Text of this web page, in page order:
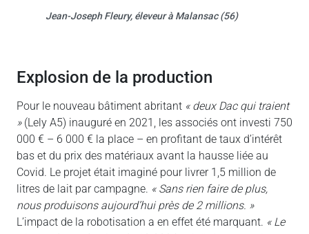
Jean-Joseph Fleury, éleveur à Malansac (56)
explosion de la production
Pour le nouveau bâtiment abritant « deux Dac qui traient
»(Lely A5) inauguré en 2021, les associés ont investi 750
000 € – 6 000 € la place – en profitant de taux d’intérêt
bas et du prix des matériaux avant la hausse liée au
Covid. Le projet était imaginé pour livrer 1,5 million de
litres de lait par campagne. « Sans rien faire de plus,
nous produisons aujourd’hui près de 2 millions. »
L’impact de la robotisation a en effet été marquant. « Le